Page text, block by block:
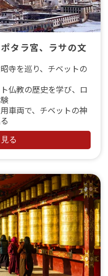
タラ宮、ラサの文
寺を巡り、チベットの
仏教の歴史を学び、ロ
車両で、チベットの神
る